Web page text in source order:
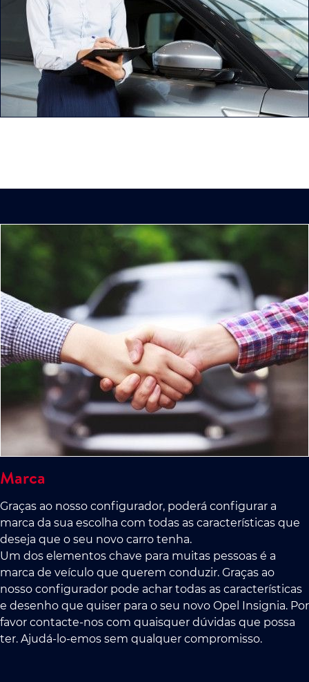
Marca
Graças ao nosso configurador, poderá configurar a
marca da sua escolha com todas as características que
deseja que o seu novo carro tenha.
Um dos elementos chave para muitas pessoas é a
marca de veículo que querem conduzir. Graças ao
nosso configurador pode achar todas as características
e desenho que quiser para o seu novo Opel Insignia. Por
favor contacte-nos com quaisquer dúvidas que possa
ter. Ajudá-lo-emos sem qualquer compromisso.